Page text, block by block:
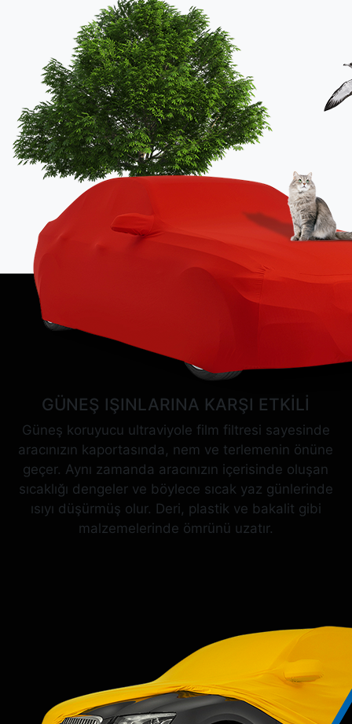
GÜNEŞ IŞINLARINA KARŞI ETKİLİ
Güneş koruyucu ultraviyole film filtresi sayesinde
aracınızın kaportasında, nem ve terlemenin önüne
geçer. Aynı zamanda aracınızın içerisinde oluşan
sıcaklığı dengeler ve böylece sıcak yaz günlerinde
ısıyı düşürmüş olur. Deri, plastik ve bakalit gibi
malzemelerinde ömrünü uzatır.